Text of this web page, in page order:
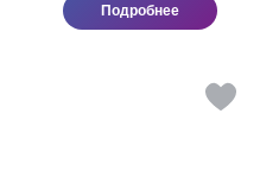
Подробнее